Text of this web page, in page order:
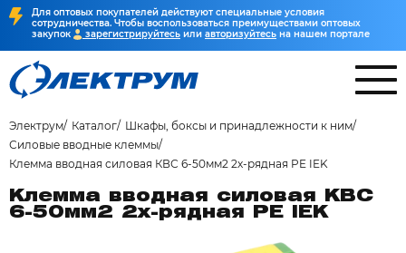
Для оптовых покупателей действуют специальные условия
сотрудничества. Чтобы воспользоваться преимуществами оптовых
закупок
зарегистрируйтесь или авторизуйтесь на нашем портале
Электрум Каталог
Шкафы, боксы и принадлежности к ним
Силовые вводные клеммы
Клемма вводная силовая КВС 6-50мм2 2х-рядная PE IEK
Клемма вводная силовая КВС
6-50мм2 2х-рядная PE IEK